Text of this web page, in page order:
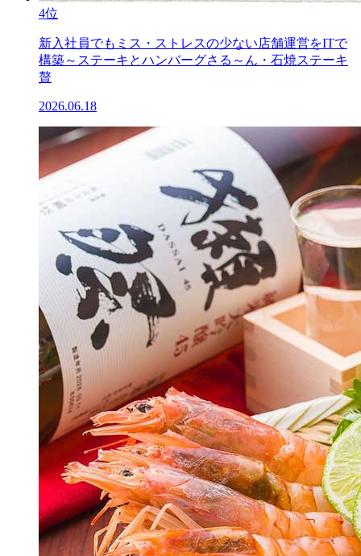
4位
新入社員でもミス・ストレスの少ない店舗運営をITで
構築～ステーキとハンバーグさる～ん・石焼ステーキ
贅
2026.06.18